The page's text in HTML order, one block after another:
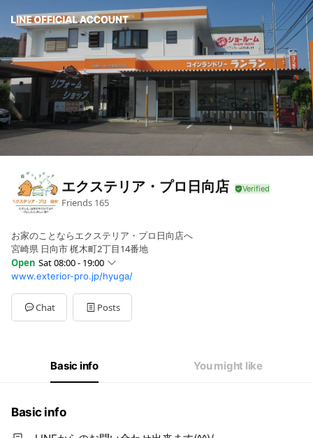
エクステリア・プロ日向店
Friends 165
お家のことならエクステリア・プロ日向店へ
宮崎県 日向市 梶木町2丁目14番地
Open Sat 08:00 - 19:00
Sun08:00 - 19:00
Mon08:00 - 19:00
Tue08:00 - 19:00
Wed08:00 - 19:00
08:00 - 19:00
www.exterior-pro.jp/hyuga/
Chat Posts
Basic info You might like
Basic info